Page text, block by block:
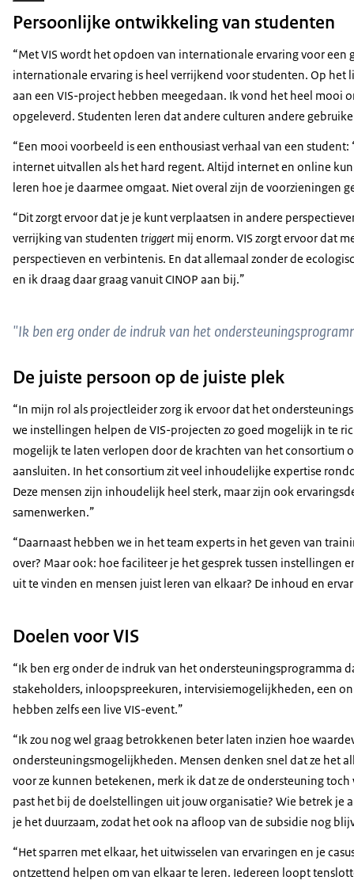
Persoonlijke ontwikkeling van studenten
“Met VIS wordt het opdoen van internationale ervaring voor
internationale ervaring is heel verrijkend voor studenten. Op
aan een VIS-project hebben meegedaan. Ik vond het heel mooi
opgeleverd. Studenten leren dat andere culturen andere
“Een mooi voorbeeld is een enthousiast verhaal van een
internet uitvallen als het hard regent. Altijd internet en online
leren hoe je daarmee omgaat. Niet overal zijn de voorzieningen
“Dit zorgt ervoor dat je je kunt verplaatsen in andere
verrijking van studenten triggert mij enorm. VIS zorgt ervoor dat
perspectieven en verbintenis. En dat allemaal zonder de
en ik draag daar graag vanuit CINOP aan bij.”
"Ik ben erg onder de indruk van het
De juiste persoon op de juiste plek
“In mijn rol als projectleider zorg ik ervoor dat het
we instellingen helpen de VIS-projecten zo goed mogelijk in te
mogelijk te laten verlopen door de krachten van het consortium
aansluiten. In het consortium zit veel inhoudelijke expertise
Deze mensen zijn inhoudelijk heel sterk, maar zijn ook
samenwerken.”
“Daarnaast hebben we in het team experts in het geven van
over? Maar ook: hoe faciliteer je het gesprek tussen
uit te vinden en mensen juist leren van elkaar? De inhoud en
Doelen voor VIS
“Ik ben erg onder de indruk van het ondersteuningsprogramma
stakeholders, inloopspreekuren, intervisiemogelijkheden, een
hebben zelfs een live VIS-event.”
“Ik zou nog wel graag betrokkenen beter laten inzien hoe
ondersteuningsmogelijkheden. Mensen denken snel dat ze het
voor ze kunnen betekenen, merk ik dat ze de ondersteuning
past het bij de doelstellingen uit jouw organisatie? Wie betrek je
je het duurzaam, zodat het ook na afloop van de subsidie nog
“Het sparren met elkaar, het uitwisselen van ervaringen en je
ontzettend helpen om van elkaar te leren. Iedereen loopt